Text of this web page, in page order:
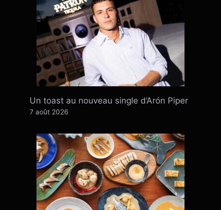
Un toast au nouveau single d’Arón Piper
7 août 2026